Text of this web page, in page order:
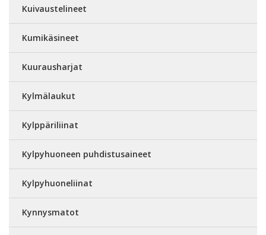
Kuivaustelineet
Kumikäsineet
Kuurausharjat
Kylmälaukut
Kylppäriliinat
Kylpyhuoneen puhdistusaineet
Kylpyhuoneliinat
Kynnysmatot